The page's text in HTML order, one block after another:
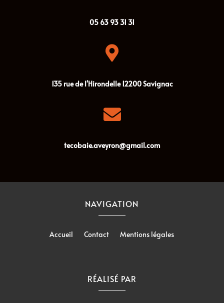
05 63 9331 31

135 rue de l'Hirondelle12200Savignac

tecobaie.aveyron@gmail.com
NAVIGATION
Accueil Contact Mentions légales
RÉALISÉ PAR